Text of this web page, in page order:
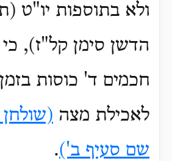
ולא בתוספות יו"ט
הדשן סימן קל"ז), כי
חכמים ד' כוסות
לאכילת מצה (שולחן
שם סעיף ב').